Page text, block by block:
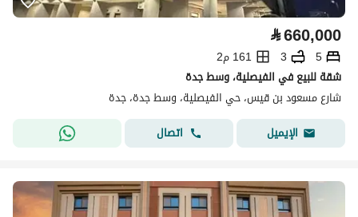
⃁660,000
5
3
161 م2
شقة للبيع في الفيصلية، وسط جدة
شارع مسعود بن قيس، حي الفيصلية، وسط جدة، جدة
الإيميل
اتصال